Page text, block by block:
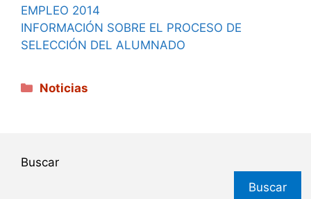
EMPLEO 2014
INFORMACIÓN SOBRE EL PROCESO DE
SELECCIÓN DEL ALUMNADO
Categorías
Noticias
Buscar
Buscar